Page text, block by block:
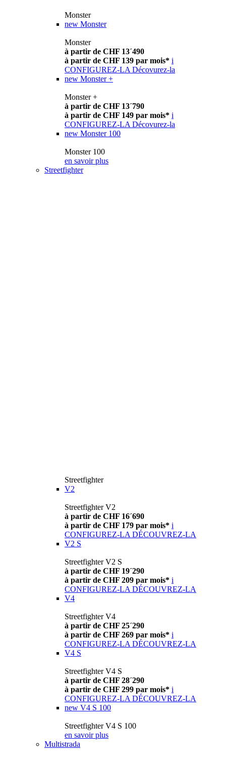
Monster
new Monster
Monster
à partir de CHF 13´490
à partir de CHF 139 par mois* i
CONFIGUREZ-LA Décovurez-la
new Monster +
Monster +
à partir de CHF 13´790
à partir de CHF 149 par mois* i
CONFIGUREZ-LA Décovurez-la
new Monster 100
Monster 100
en savoir plus
Streetfighter
Streetfighter
V2
Streetfighter V2
à partir de CHF 16´690
à partir de CHF 179 par mois* i
CONFIGUREZ-LA DÉCOUVREZ-LA
V2 S
Streetfighter V2 S
à partir de CHF 19´290
à partir de CHF 209 par mois* i
CONFIGUREZ-LA DÉCOUVREZ-LA
V4
Streetfighter V4
à partir de CHF 25´290
à partir de CHF 269 par mois* i
CONFIGUREZ-LA DÉCOUVREZ-LA
V4 S
Streetfighter V4 S
à partir de CHF 28´290
à partir de CHF 299 par mois* i
CONFIGUREZ-LA DÉCOUVREZ-LA
new V4 S 100
Streetfighter V4 S 100
en savoir plus
Multistrada